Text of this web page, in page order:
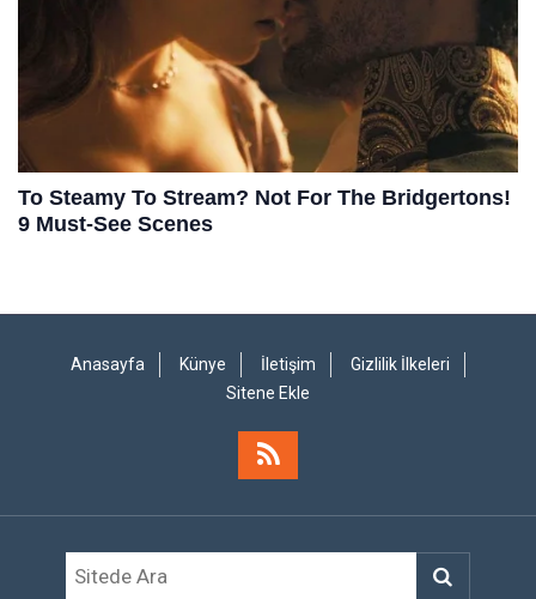
Anasayfa Künye İletişim
Gizlilik İlkeleri
Sitene Ekle